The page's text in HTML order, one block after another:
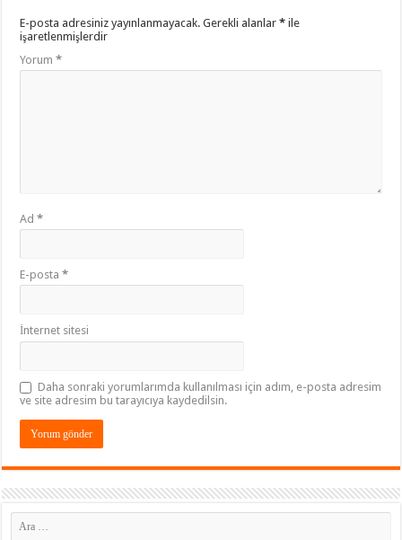
E-posta adresiniz yayınlanmayacak. Gerekli alanlar* ile
işaretlenmişlerdir
Yorum*
Ad*
E-posta*
İnternet sitesi
Daha sonraki yorumlarımda kullanılması için adım, e-posta adresim
ve site adresim bu tarayıcıya kaydedilsin.